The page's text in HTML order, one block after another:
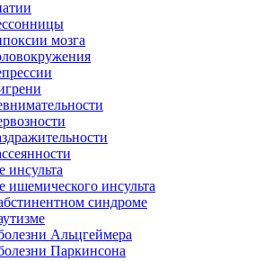
мозга
инсульта
ишемического инсульта
синдроме
Альцгеймера
Паркинсона